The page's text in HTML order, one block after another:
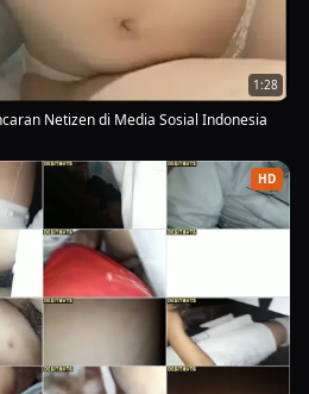
1:28
Netizen di Media Sosial Indonesia
HD